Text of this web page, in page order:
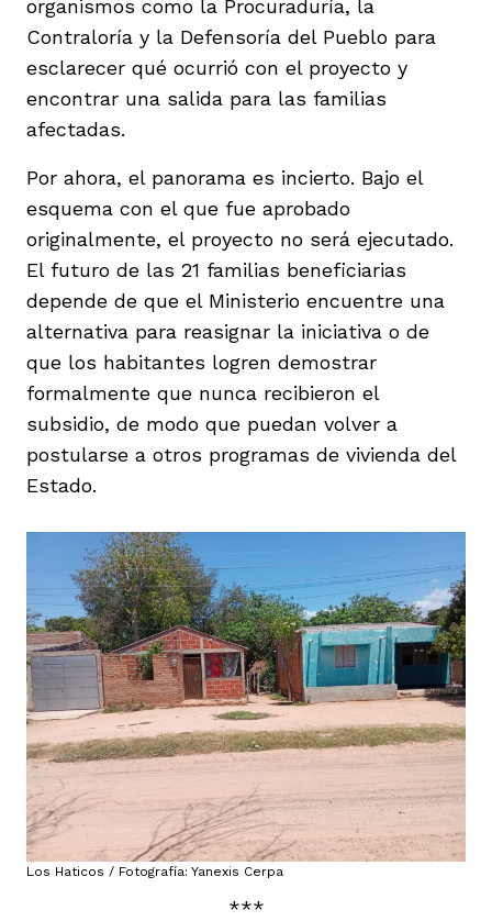
organismos como la Procuraduría, la
Contraloría y la Defensoría del Pueblo para
esclarecer qué ocurrió con el proyecto y
encontrar una salida para las familias
afectadas.
Por ahora, el panorama es incierto. Bajo el
esquema con el que fue aprobado
originalmente, el proyecto no será ejecutado.
El futuro de las 21 familias beneficiarias
depende de que el Ministerio encuentre una
alternativa para reasignar la iniciativa o de
que los habitantes logren demostrar
formalmente que nunca recibieron el
subsidio, de modo que puedan volver a
postularse a otros programas de vivienda del
Estado.
Los Haticos / Fotografía: Yanexis Cerpa
***